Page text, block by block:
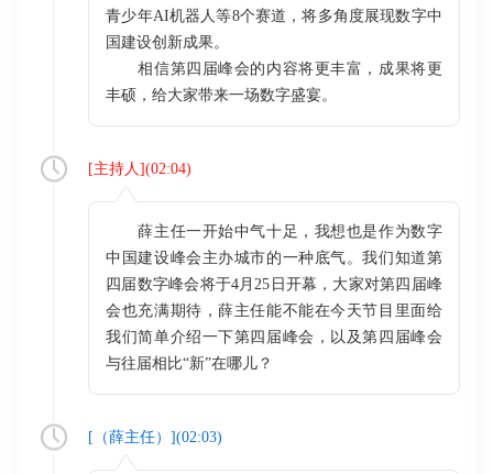
青少年AI机器人等8个赛道，将多角度展现数字中
国建设创新成果。
相信第四届峰会的内容将更丰富，成果将更
丰硕，给大家带来一场数字盛宴。
[主持人](02:04)
薛主任一开始中气十足，我想也是作为数字
中国建设峰会主办城市的一种底气。我们知道第
四届数字峰会将于4月25日开幕，大家对第四届峰
会也充满期待，薛主任能不能在今天节目里面给
我们简单介绍一下第四届峰会，以及第四届峰会
与往届相比“新”在哪儿？
[（薛主任）](02:03)